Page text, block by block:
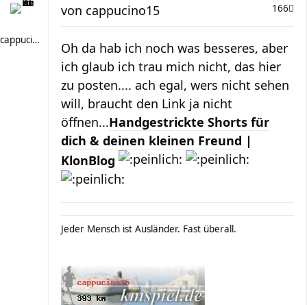
cappucino15
166
von cappucino15
Oh da hab ich noch was besseres, aber
ich glaub ich trau mich nicht, das hier
zu posten.... ach egal, wers nicht sehen
will, braucht den Link ja nicht
öffnen...Handgestrickte Shorts für
dich & deinen kleinen Freund |
KlonBlog
Jeder Mensch ist Ausländer. Fast überall.